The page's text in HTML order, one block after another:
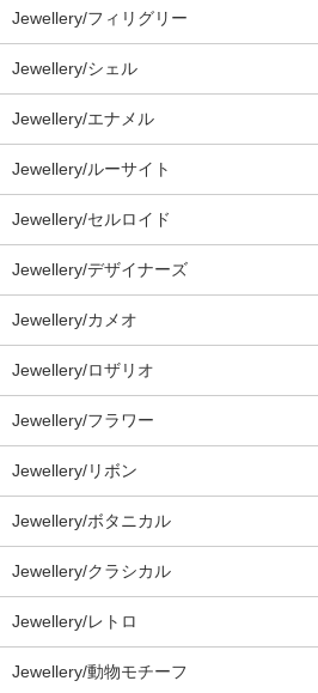
Jewellery/フィリグリー
Jewellery/シェル
Jewellery/エナメル
Jewellery/ルーサイト
Jewellery/セルロイド
Jewellery/デザイナーズ
Jewellery/カメオ
Jewellery/ロザリオ
Jewellery/フラワー
Jewellery/リボン
Jewellery/ボタニカル
Jewellery/クラシカル
Jewellery/レトロ
Jewellery/動物モチーフ